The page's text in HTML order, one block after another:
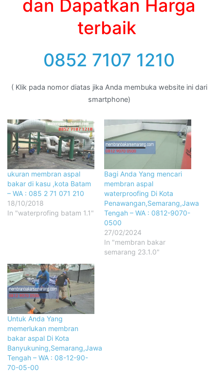
dan Dapatkan Harga
terbaik
0852 7107 1210
( Klik pada nomor diatas jika Anda membuka website ini dari
smartphone)
ukuran membran aspal
bakar di kasu ,kota Batam
– WA : 085 2 71 071 210
18/10/2018
In "waterprofing batam 1.1"
Bagi Anda Yang mencari
membran aspal
waterproofing Di Kota
Penawangan,Semarang,Jawa
Tengah – WA : 0812-9070-
0500
27/02/2024
In "membran bakar
semarang 23.1.0"
Untuk Anda Yang
memerlukan membran
bakar aspal Di Kota
Banyukuning,Semarang,Jawa
Tengah – WA : 08-12-90-
70-05-00